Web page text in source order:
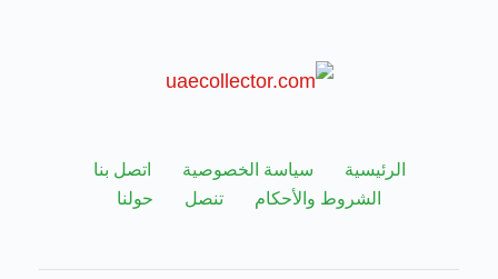
الرئيسية سياسة الخصوصية
اتصل بنا
الشروط والأحكام
تنصل حولنا